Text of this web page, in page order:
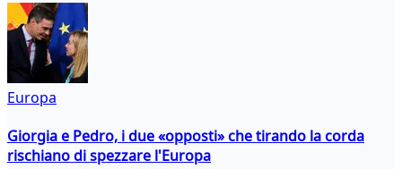
Europa
Giorgia e Pedro, i due «opposti» che tirando la corda
rischiano di spezzare l'Europa